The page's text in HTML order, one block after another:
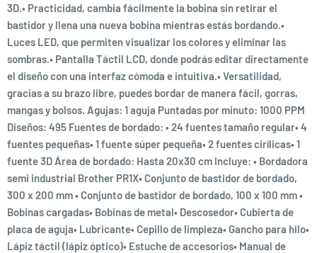
3D.• Practicidad, cambia fácilmente la bobina sin retirar el
bastidor y llena una nueva bobina mientras estás bordando.•
Luces LED, que permiten visualizar los colores y eliminar las
sombras.• Pantalla Táctil LCD, donde podrás editar directamente
el diseño con una interfaz cómoda e intuitiva.• Versatilidad,
gracias a su brazo libre, puedes bordar de manera fácil, gorras,
mangas y bolsos. Agujas: 1 aguja Puntadas por minuto: 1000 PPM
Diseños: 495 Fuentes de bordado: • 24 fuentes tamaño regular• 4
fuentes pequeñas• 1 fuente súper pequeña• 2 fuentes cirílicas• 1
fuente 3D Área de bordado: Hasta 20x30 cm Incluye: • Bordadora
semi industrial Brother PR1X• Conjunto de bastidor de bordado,
300 x 200 mm • Conjunto de bastidor de bordado, 100 x 100 mm •
Bobinas cargadas• Bobinas de metal• Descosedor• Cubierta de
placa de aguja• Lubricante• Cepillo de limpieza• Gancho para hilo•
Lápiz táctil (lápiz óptico)• Estuche de accesorios• Manual de